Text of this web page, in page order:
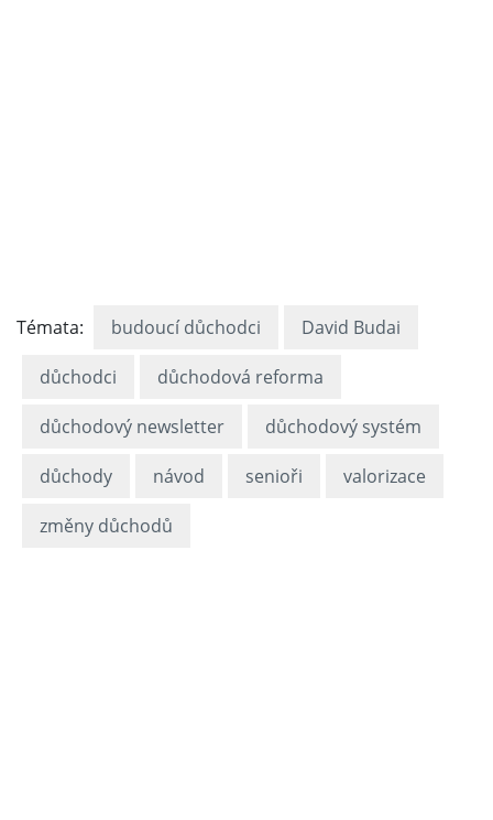
Témata: budoucí důchodci David Budai
důchodci důchodová reforma
důchodový newsletter důchodový systém
důchody návod senioři valorizace
změny důchodů